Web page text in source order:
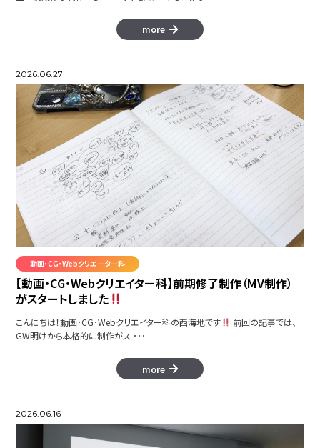
more
2026.06.27
動画・CG・Webクリエーター科
【動画・CG・Webクリエイター科】前期修了制作（MV制作）
がスタートしました
こんにちは！動画･CG･Webクリエイター科の西海地です
前回の記事では、
GW明けから本格的に制作がス ･･･
more
2026.06.16